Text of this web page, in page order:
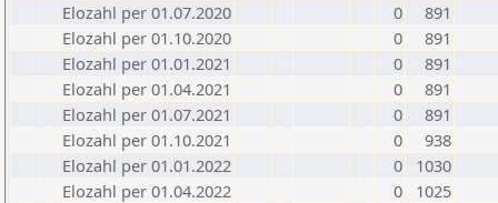
Elozahl per 01.07.2020
0
891
Elozahl per 01.10.2020
0
891
Elozahl per 01.01.2021
0
891
Elozahl per 01.04.2021
0
891
Elozahl per 01.07.2021
0
891
Elozahl per 01.10.2021
0
938
Elozahl per 01.01.2022
0
1030
Elozahl per 01.04.2022
0
1025